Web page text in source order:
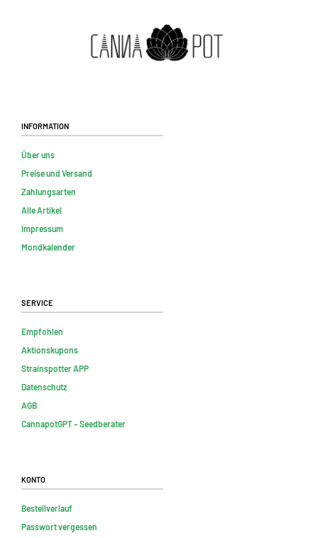
Information
Über uns
Preise und Versand
Zahlungsarten
Alle Artikel
Impressum
Mondkalender
Service
Empfohlen
Aktionskupons
Strainspotter APP
Datenschutz
AGB
CannapotGPT – Seedberater
Konto
Bestellverlauf
Passwort vergessen